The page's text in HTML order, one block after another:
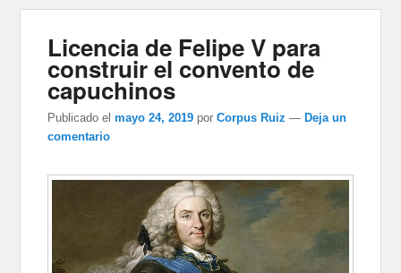
Licencia de Felipe V para
construir el convento de
capuchinos
Publicado el mayo 24, 2019 porCorpus Ruiz — Deja un
comentario